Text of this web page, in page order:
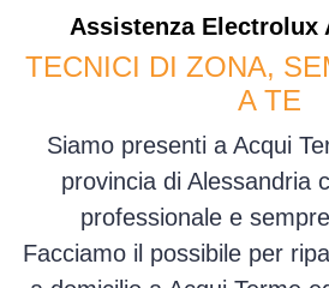
Assistenza Electrolux
TECNICI DI ZONA,
A TE
Siamo presenti a Acqui
provincia di Alessandria
professionale e
Facciamo il possibile per